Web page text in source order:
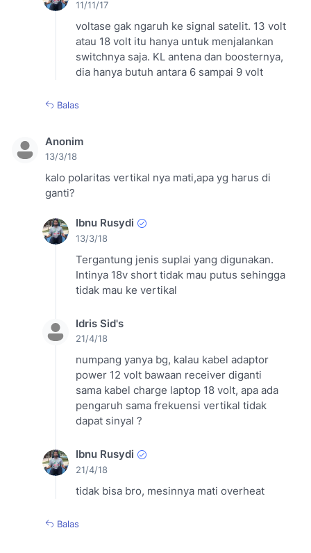
11/11/17
voltase gak ngaruh ke signal satelit. 13 volt
atau 18 volt itu hanya untuk menjalankan
switchnya saja. KL antena dan boosternya,
dia hanya butuh antara 6 sampai 9 volt
Balas
Anonim
13/3/18
kalo polaritas vertikal nya mati,apa yg harus di
ganti?
Ibnu Rusydi
13/3/18
Tergantung jenis suplai yang digunakan.
Intinya 18v short tidak mau putus sehingga
tidak mau ke vertikal
Idris Sid's
21/4/18
numpang yanya bg, kalau kabel adaptor
power 12 volt bawaan receiver diganti
sama kabel charge laptop 18 volt, apa ada
pengaruh sama frekuensi vertikal tidak
dapat sinyal ?
Ibnu Rusydi
21/4/18
tidak bisa bro, mesinnya mati overheat
Balas